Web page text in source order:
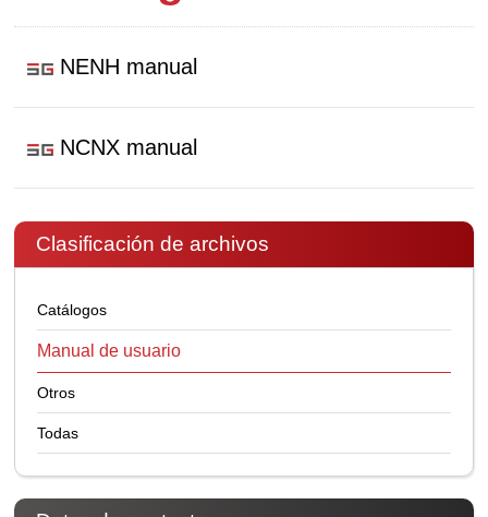
NENH manual
NCNX manual
Clasificación de archivos
Catálogos
Manual de usuario
Otros
Todas